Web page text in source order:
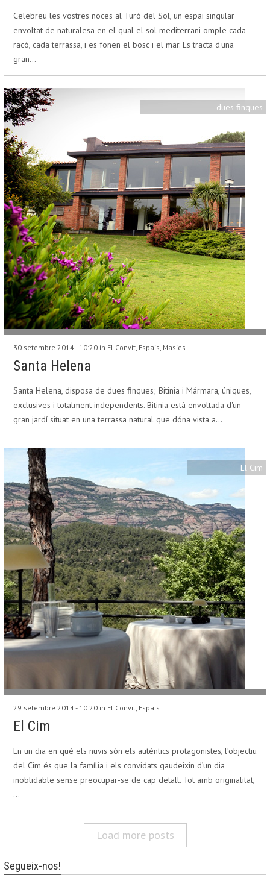
Celebreu les vostres noces al Turó del Sol, un espai singular
envoltat de naturalesa en el qual el sol mediterrani omple cada
racó, cada terrassa, i es fonen el bosc i el mar. Es tracta d'una
gran…
dues finques
30 setembre 2014 - 10:20 in El Convit, Espais, Masies
Santa Helena
Santa Helena, disposa de dues finques; Bitinia i Mármara, úniques,
exclusives i totalment independents. Bitinia està envoltada d'un
gran jardí situat en una terrassa natural que dóna vista a…
El Cim
29 setembre 2014 - 10:20 in El Convit, Espais
El Cim
En un dia en què els nuvis són els autèntics protagonistes, l’objectiu
del Cim és que la família i els convidats gaudeixin d’un dia
inoblidable sense preocupar-se de cap detall. Tot amb originalitat,
…
Load more posts
Segueix-nos!